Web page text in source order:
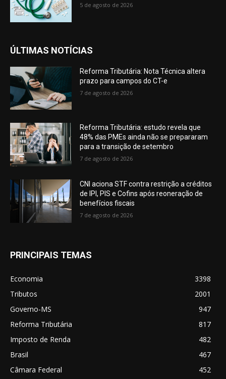
5 de agosto de 2026
ÚLTIMAS NOTÍCIAS
Reforma Tributária: Nota Técnica altera
prazo para campos do CT-e
7 de agosto de 2026
Reforma Tributária: estudo revela que
48% das PMEs ainda não se prepararam
para a transição de setembro
7 de agosto de 2026
CNI aciona STF contra restrição a créditos
de IPI, PIS e Cofins após reoneração de
benefícios fiscais
7 de agosto de 2026
PRINCIPAIS TEMAS
Economia
3398
Tributos
2001
Governo-MS
947
Reforma Tributária
817
Imposto de Renda
482
Brasil
467
Câmara Federal
452